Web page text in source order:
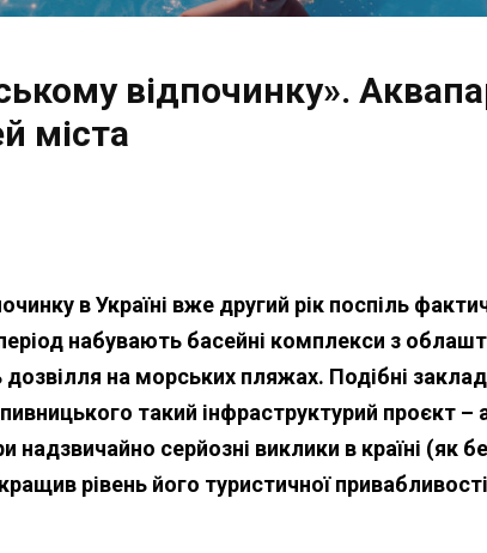
відпочинку».
міста
в Україні вже другий рік поспіль
період набувають басейні комплекси з
дозвілля на морських пляжах. Подібні
такий інфраструктурий проєкт
надзвичайно серйозні виклики в країні (як
рівень його туристичної